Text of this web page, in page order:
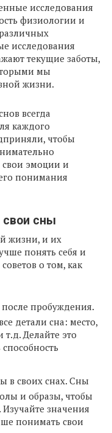
исследования
физиологии и
исследования
текущие заботы,
мы
жизни.
всегда
каждого
чтобы
свои эмоции и
понимания
свои сны
жизни, и их
понять себя и
о том, как
пробуждения.
детали сна: место,
Делайте это
в своих снах. Сны
и образы, чтобы
значения
понимать свои